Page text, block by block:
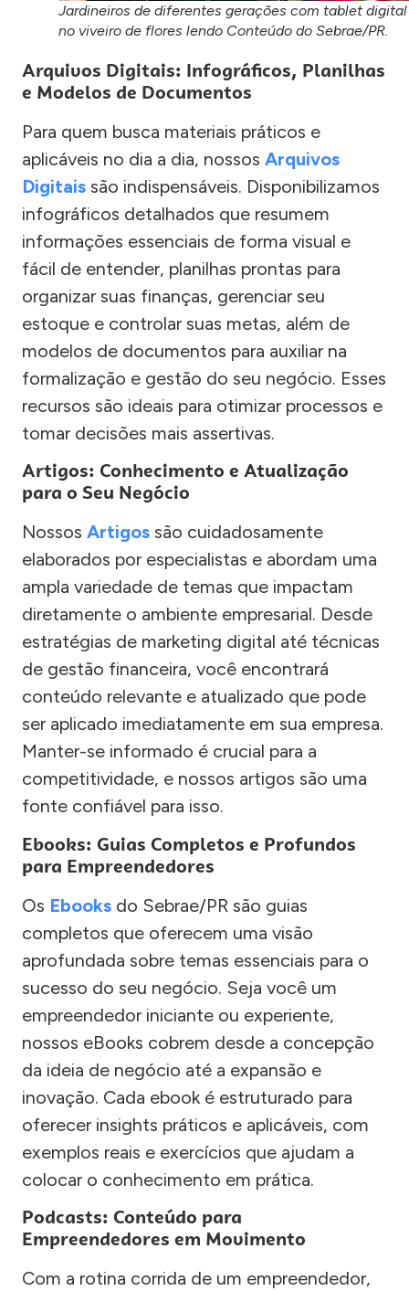
Jardineiros de diferentes gerações com tablet digital
no viveiro de flores lendo Conteúdo do Sebrae/PR.
Arquivos Digitais: Infográficos, Planilhas
e Modelos de Documentos
Para quem busca materiais práticos e
aplicáveis no dia a dia, nossos Arquivos
Digitais são indispensáveis. Disponibilizamos
infográficos detalhados que resumem
informações essenciais de forma visual e
fácil de entender, planilhas prontas para
organizar suas finanças, gerenciar seu
estoque e controlar suas metas, além de
modelos de documentos para auxiliar na
formalização e gestão do seu negócio. Esses
recursos são ideais para otimizar processos e
tomar decisões mais assertivas.
Artigos: Conhecimento e Atualização
para o Seu Negócio
Nossos Artigos são cuidadosamente
elaborados por especialistas e abordam uma
ampla variedade de temas que impactam
diretamente o ambiente empresarial. Desde
estratégias de marketing digital até técnicas
de gestão financeira, você encontrará
conteúdo relevante e atualizado que pode
ser aplicado imediatamente em sua empresa.
Manter-se informado é crucial para a
competitividade, e nossos artigos são uma
fonte confiável para isso.
Ebooks: Guias Completos e Profundos
para Empreendedores
Os Ebooks do Sebrae/PR são guias
completos que oferecem uma visão
aprofundada sobre temas essenciais para o
sucesso do seu negócio. Seja você um
empreendedor iniciante ou experiente,
nossos eBooks cobrem desde a concepção
da ideia de negócio até a expansão e
inovação. Cada ebook é estruturado para
oferecer insights práticos e aplicáveis, com
exemplos reais e exercícios que ajudam a
colocar o conhecimento em prática.
Podcasts: Conteúdo para
Empreendedores em Movimento
Com a rotina corrida de um empreendedor,